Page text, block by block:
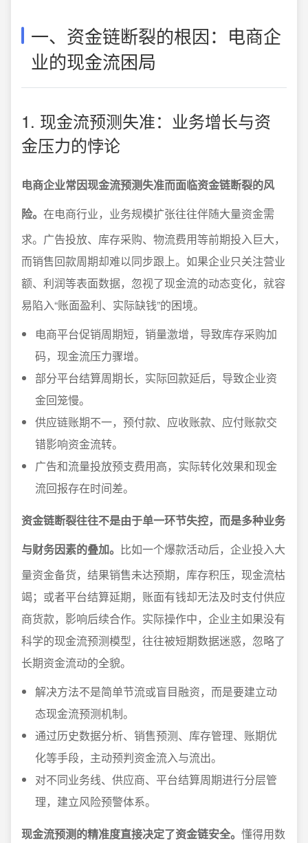
一、资金链断裂的根因：电商企
业的现金流困局
1. 现金流预测失准：业务增长与资
金压力的悖论
电商企业常因现金流预测失准而面临资金链断裂的风
险。 在电商行业，业务规模扩张往往伴随大量资金需
求。广告投放、库存采购、物流费用等前期投入巨大，
而销售回款周期却难以同步跟上。如果企业只关注营业
额、利润等表面数据，忽视了现金流的动态变化，就容
易陷入“账面盈利、实际缺钱”的困境。
电商平台促销周期短，销量激增，导致库存采购加
码，现金流压力骤增。
部分平台结算周期长，实际回款延后，导致企业资
金回笼慢。
供应链账期不一，预付款、应收账款、应付账款交
错影响资金流转。
广告和流量投放预支费用高，实际转化效果和现金
流回报存在时间差。
资金链断裂往往不是由于单一环节失控，而是多种业务
与财务因素的叠加。 比如一个爆款活动后，企业投入大
量资金备货，结果销售未达预期，库存积压，现金流枯
竭；或者平台结算延期，账面有钱却无法及时支付供应
商货款，影响后续合作。实际操作中，企业主如果没有
科学的现金流预测模型，往往被短期数据迷惑，忽略了
长期资金流动的全貌。
解决方法不是简单节流或盲目融资，而是要建立动
态现金流预测机制。
通过历史数据分析、销售预测、库存管理、账期优
化等手段，主动预判资金流入与流出。
对不同业务线、供应商、平台结算周期进行分层管
理，建立风险预警体系。
现金流预测的精准度直接决定了资金链安全。 懂得用数